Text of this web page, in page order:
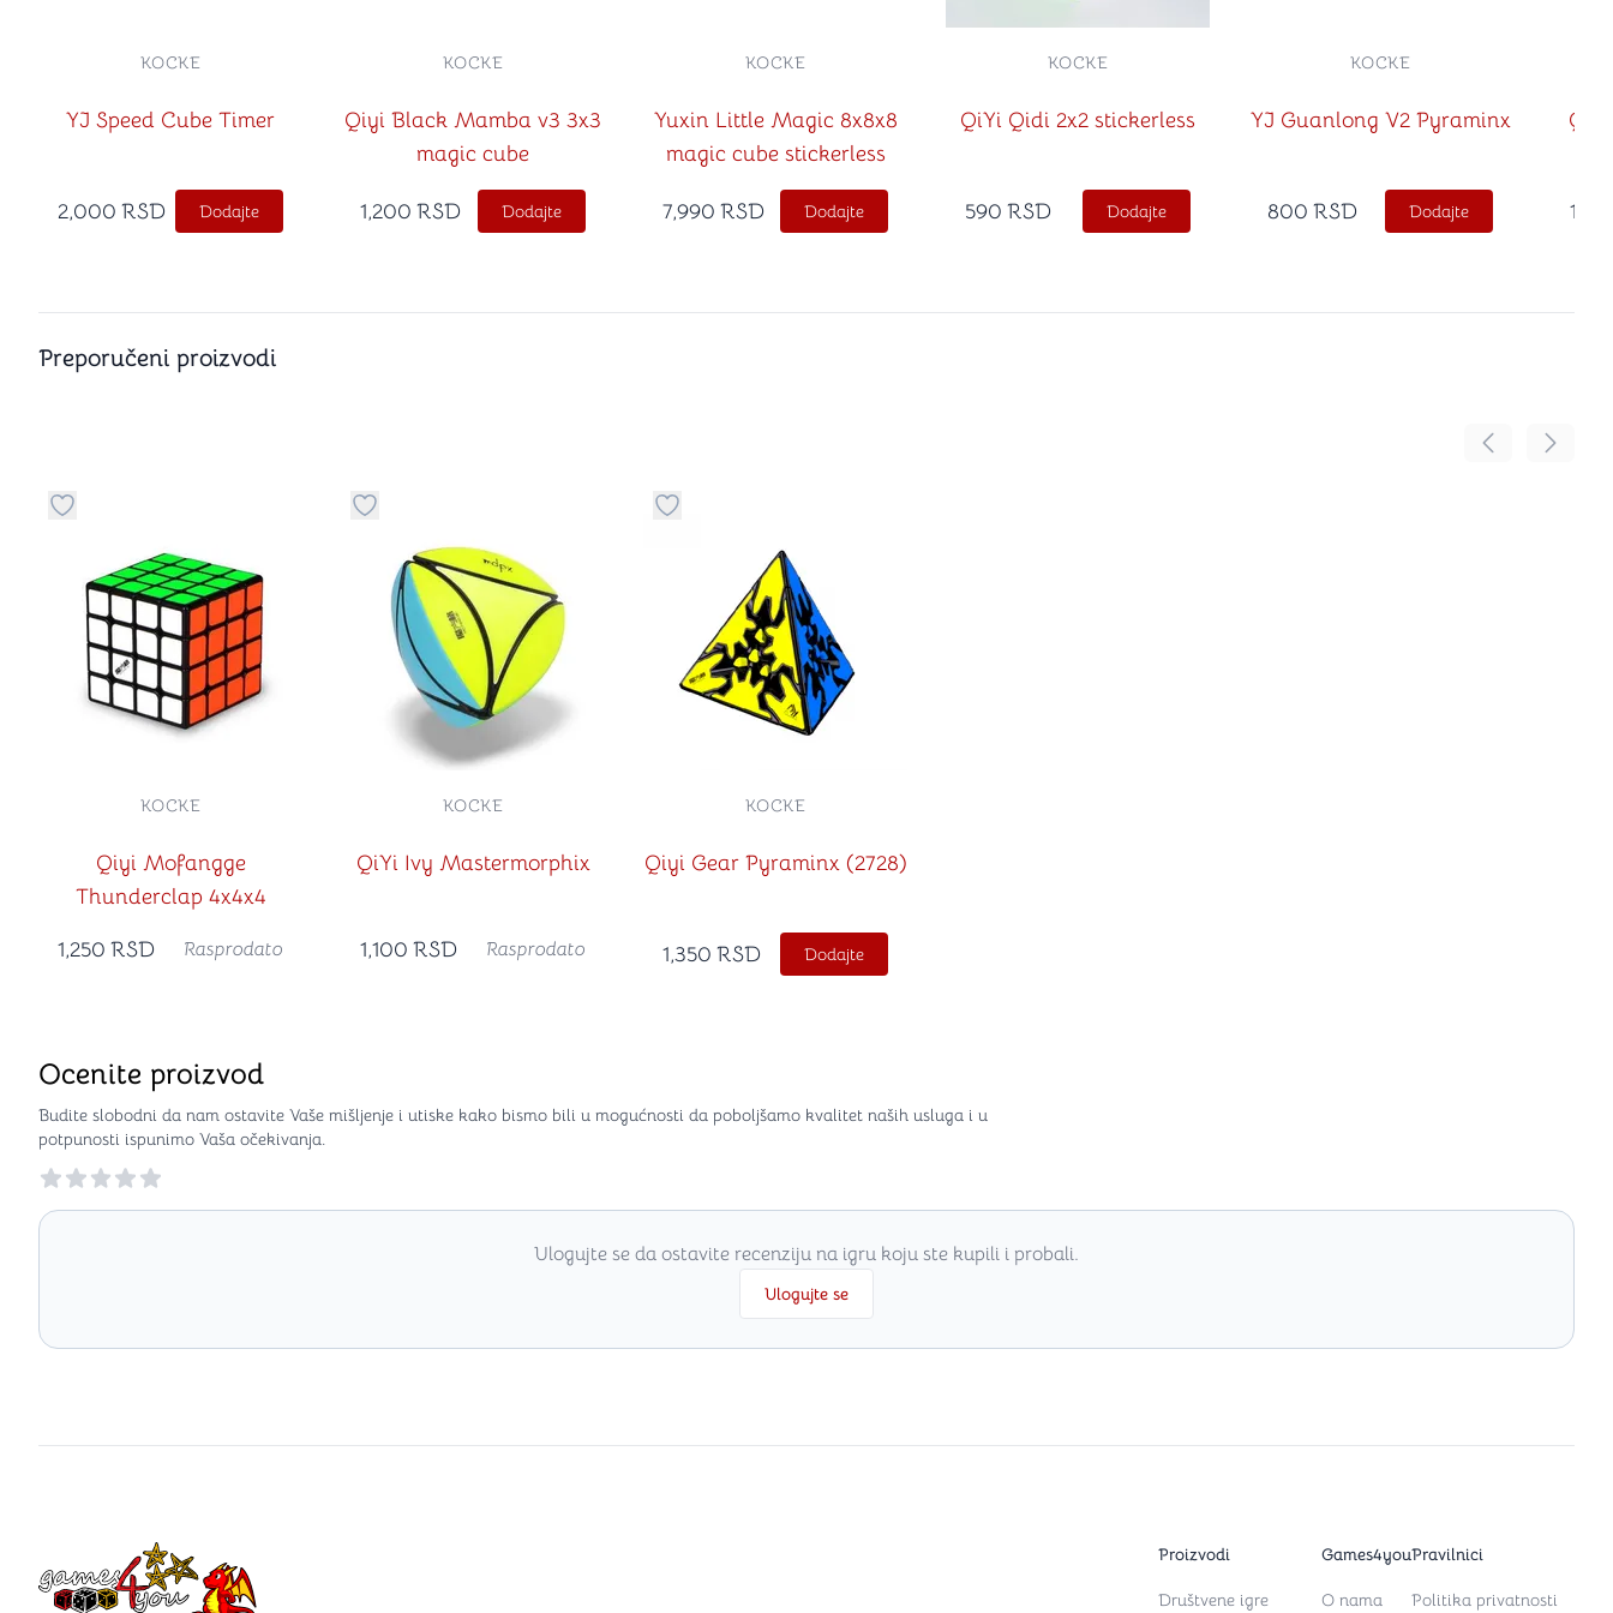
YJ Speed Cube Timer
KOCKE
2,000 RSD Dodajte
Qiyi Black Mamba v3 3x3
magic cube
KOCKE
1,200 RSD Dodajte
Yuxin Little Magic 8x8x8
magic cube stickerless
KOCKE
7,990 RSD Dodajte
QiYi Qidi 2x2 stickerless
KOCKE
590 RSD Dodajte
YJ Guanlong V2 Pyraminx
KOCKE
800 RSD Dodajte
Preporučeni proizvodi
Pomeranje
Dugme za dodavanje stvari u kategoriju omiljeno
Qiyi Mofangge
Thunderclap 4x4x4
KOCKE
1,250 RSD Rasprodato
Dugme za dodavanje stvari u kategoriju omiljeno
QiYi Ivy Mastermorphix
KOCKE
1,100 RSD Rasprodato
Dugme za dodavanje stvari u kategoriju omiljeno
Qiyi Gear Pyraminx (2728)
KOCKE
1,350 RSD Dodajte
Ocenite proizvod
Budite slobodni da nam ostavite Vaše mišljenje i utiske kako bismo bili u mogućnosti da poboljšamo kvalitet naših usluga i u
potpunosti ispunimo Vaša očekivanja.
Reviews
Ulogujte se da ostavite recenziju na igru koju ste kupili i probali.
Ulogujte se
Games4you logo Proizvodi
Društvene igre
Games4you
O nama
Pravilnici
Politika privatnosti